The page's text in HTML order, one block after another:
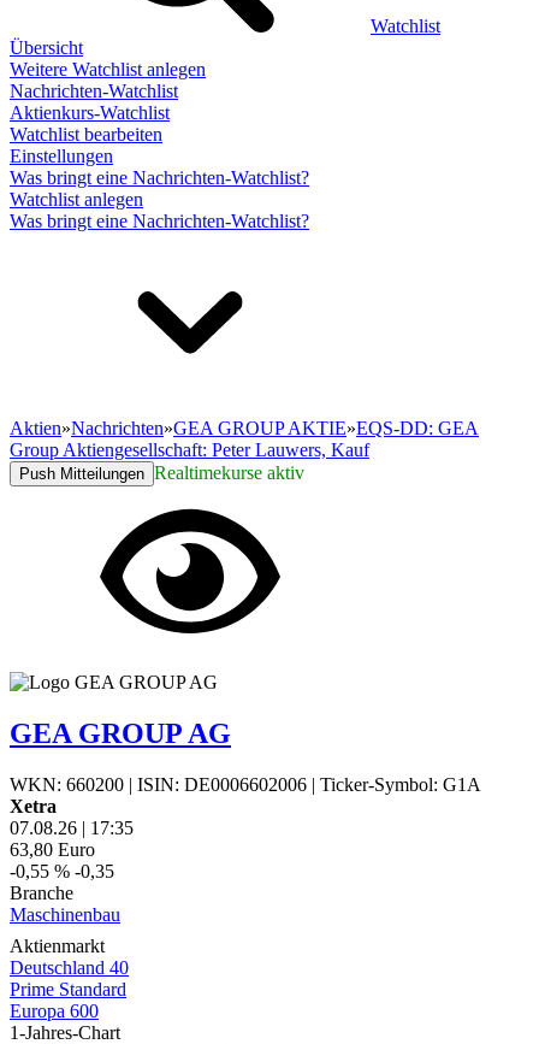
Watchlist
Übersicht
Weitere Watchlist anlegen
Nachrichten-Watchlist
Aktienkurs-Watchlist
Watchlist bearbeiten
Einstellungen
Was bringt eine Nachrichten-Watchlist?
Watchlist anlegen
Was bringt eine Nachrichten-Watchlist?
Aktien»Nachrichten»GEA GROUP AKTIE»EQS-DD: GEA
Group Aktiengesellschaft: Peter Lauwers, Kauf
Push Mitteilungen Realtimekurse aktiv
GEA GROUP AG
WKN: 660200 | ISIN: DE0006602006 | Ticker-Symbol: G1A
Xetra
07.08.26 | 17:35
63,80 Euro
-0,55 % -0,35
Branche
Maschinenbau
Aktienmarkt
Deutschland 40
Prime Standard
Europa 600
1-Jahres-Chart